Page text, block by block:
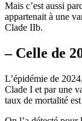
Mais c’est aussi
appartenait à une
Clade IIb.
– Celle de
L’épidémie de
Clade I et par une
taux de mortalité